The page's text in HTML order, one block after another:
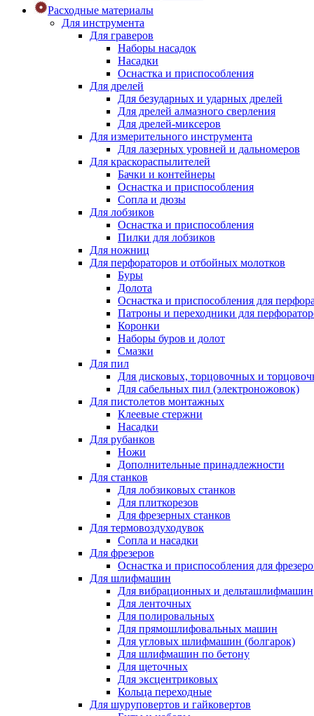
Расходные материалы
Для инструмента
Для граверов
Наборы насадок
Насадки
Оснастка и приспособления
Для дрелей
Для безударных и ударных дрелей
Для дрелей алмазного сверления
Для дрелей-миксеров
Для измерительного инструмента
Для лазерных уровней и дальномеров
Для краскораспылителей
Бачки и контейнеры
Оснастка и приспособления
Сопла и дюзы
Для лобзиков
Оснастка и приспособления
Пилки для лобзиков
Для ножниц
Для перфораторов и отбойных молотков
Буры
Долота
Оснастка и приспособления для
Патроны и переходники для
Коронки
Наборы буров и долот
Смазки
Для пил
Для дисковых, торцовочных и
Для сабельных пил (электроножовок)
Для пистолетов монтажных
Клеевые стержни
Насадки
Для рубанков
Ножи
Дополнительные принадлежности
Для станков
Для лобзиковых станков
Для плиткорезов
Для фрезерных станков
Для термовоздуходувок
Сопла и насадки
Для фрезеров
Оснастка и приспособления для
Для шлифмашин
Для вибрационных и дельташлифмашин
Для ленточных
Для полировальных
Для прямошлифовальных машин
Для угловых шлифмашин (болгарок)
Для шлифмашин по бетону
Для щеточных
Для эксцентриковых
Кольца переходные
Для шуруповертов и гайковертов